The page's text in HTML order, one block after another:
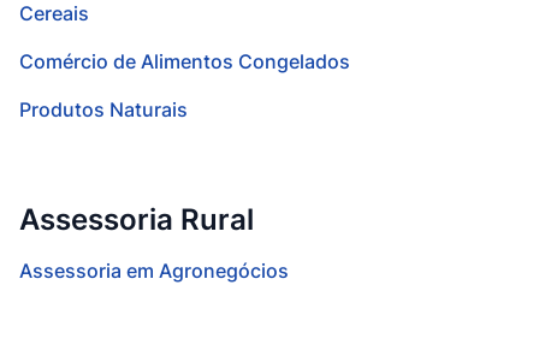
Cereais
Comércio de Alimentos Congelados
Produtos Naturais
Assessoria Rural
Assessoria em Agronegócios